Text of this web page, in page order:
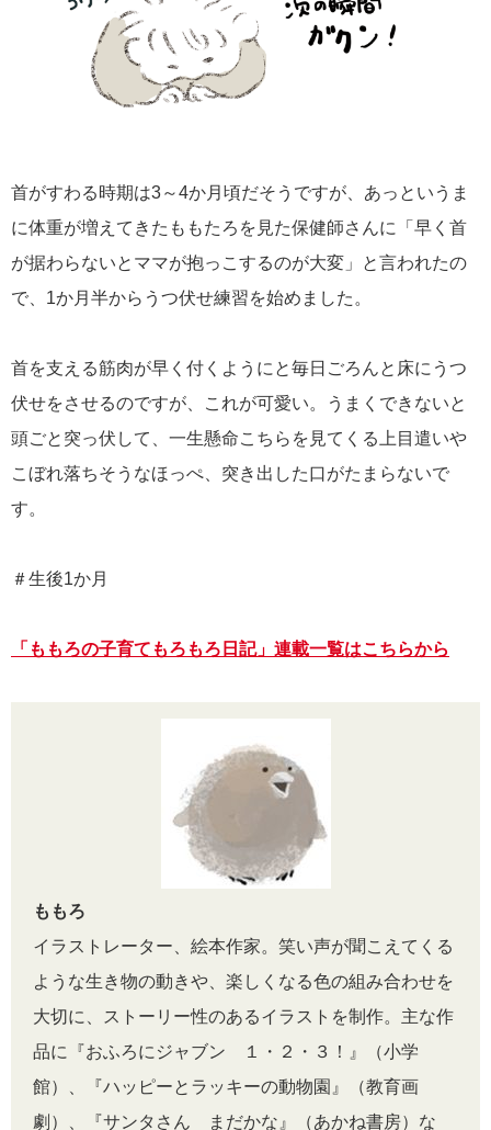
首がすわる時期は3～4か月頃だそうですが、あっというま
に体重が増えてきたももたろを見た保健師さんに「早く首
が据わらないとママが抱っこするのが大変」と言われたの
で、1か月半からうつ伏せ練習を始めました。
首を支える筋肉が早く付くようにと毎日ごろんと床にうつ
伏せをさせるのですが、これが可愛い。うまくできないと
頭ごと突っ伏して、一生懸命こちらを見てくる上目遣いや
こぼれ落ちそうなほっぺ、突き出した口がたまらないで
す。
＃生後1か月
「ももろの子育てもろもろ日記」連載一覧はこちらから
ももろ
イラストレーター、絵本作家。笑い声が聞こえてくる
ような生き物の動きや、楽しくなる色の組み合わせを
大切に、ストーリー性のあるイラストを制作。主な作
品に『おふろにジャブン １・２・３！』（小学
館）、『ハッピーとラッキーの動物園』（教育画
劇）、『サンタさん まだかな』（あかね書房）な